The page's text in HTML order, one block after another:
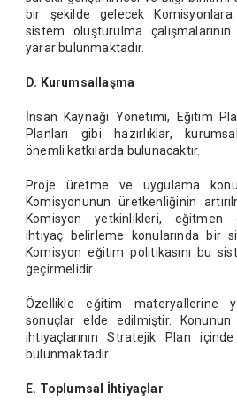
bir şekilde gelecek Komisyonlara
sistem oluşturulma
yarar bulunmaktadır.
D. Kurumsallaşma
İnsan Kaynağı Yönetimi, Eğitim
Planları gibi hazırlıklar,
önemli katkılarda bulunacaktır.
Proje üretme ve uygulama
Komisyonunun üretkenliğinin
Komisyon yetkinlikleri, eğitmen
ihtiyaç belirleme konularında bir
Komisyon eğitim politikasını bu
geçirmelidir.
Özellikle eğitim materyallerine
sonuçlar elde edilmiştir.
ihtiyaçlarının Stratejik Plan
bulunmaktadır.
E. Toplumsal İhtiyaçlar